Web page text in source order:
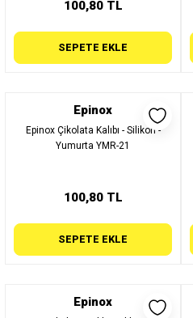
100,80 TL
SEPETE EKLE
Epinox
Epinox Çikolata Kalıbı - Silikon -
Yumurta YMR-21
100,80 TL
SEPETE EKLE
Epinox